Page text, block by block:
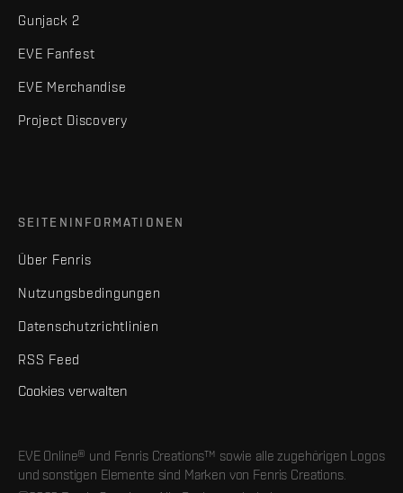
Gunjack 2
EVE Fanfest
EVE Merchandise
Project Discovery
SEITENINFORMATIONEN
Über Fenris
Nutzungsbedingungen
Datenschutzrichtlinien
RSS Feed
Cookies verwalten
EVE Online® und Fenris Creations™ sowie alle zugehörigen Logos
und sonstigen Elemente sind Marken von Fenris Creations.